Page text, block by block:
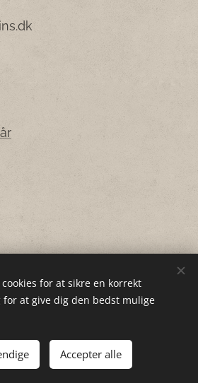
worldcoins.dk@outlook.com
Telefon:+4593970870
Cookies
for at sikre en korrekt
at give dig den bedst mulige
Accepter alle